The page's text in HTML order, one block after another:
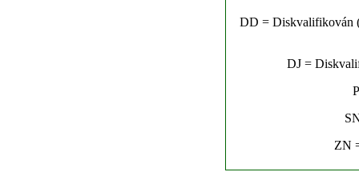
DD = Diskvalifikován
DJ =
ZN